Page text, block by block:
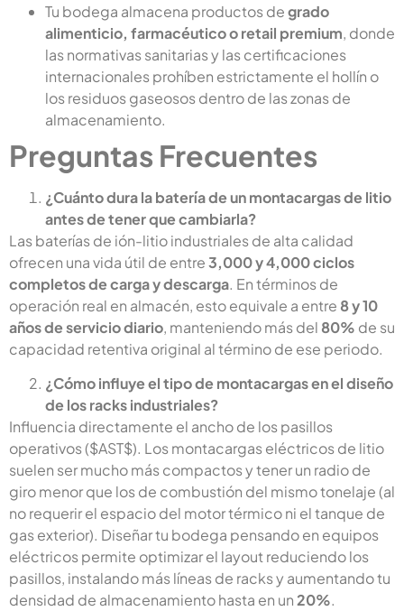
Tu bodega almacena productos degrado
alimenticio, farmacéutico o retail premium, donde
las normativas sanitarias y las certificaciones
internacionales prohíben estrictamente el hollín o
los residuos gaseosos dentro de las zonas de
almacenamiento.
Preguntas Frecuentes
¿Cuánto dura la batería de un montacargas de litio
antes de tener que cambiarla?
Las baterías de ión-litio industriales de alta calidad
ofrecen una vida útil de entre3,000 y 4,000 ciclos
completos de carga y descarga. En términos de
operación real en almacén, esto equivale a entre 8 y 10
años de servicio diario, manteniendo más del 80% de su
capacidad retentiva original al término de ese periodo.
¿Cómo influye el tipo de montacargas en el diseño
de los racks industriales?
Influencia directamente el ancho de los pasillos
operativos ($AST$). Los montacargas eléctricos de litio
suelen ser mucho más compactos y tener un radio de
giro menor que los de combustión del mismo tonelaje (al
no requerir el espacio del motor térmico ni el tanque de
gas exterior). Diseñar tu bodega pensando en equipos
eléctricos permite optimizar el layout reduciendo los
pasillos, instalando más líneas de racks y aumentando tu
densidad de almacenamiento hasta en un20%.